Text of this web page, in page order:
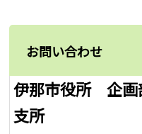
お問い合わせ
伊那市役所 企
支所